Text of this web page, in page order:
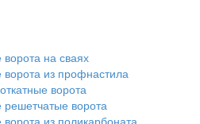
на сваях
ворота из профнастила
ворота
решетчатые ворота
из поликарбоната